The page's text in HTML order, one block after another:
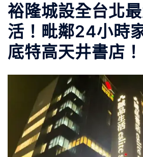
裕隆城設全台北
活！毗鄰24小時
底特高天井書店！